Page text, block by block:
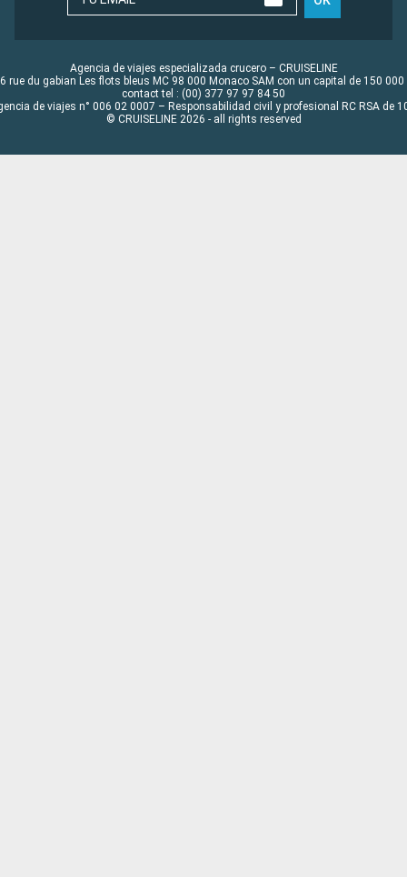
Agencia de viajes especializada crucero – CRUISELINE
rue du gabian Les flots bleus MC 98 000 Monaco SAM con un capital de 150 000
contact tel : (00) 377 97 97 84 50
de viajes n° 006 02 0007 – Responsabilidad civil y profesional RC RSA de
© CRUISELINE 2026 - all rights reserved